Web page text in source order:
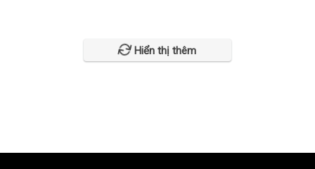
Hiển thị thêm